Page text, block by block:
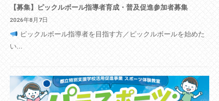
【募集】ピックルボール指導者育成・普及促進参加者募集
2026年8月7日
ピックルボール指導者を目指す方／ピックルボールを始めた
い...